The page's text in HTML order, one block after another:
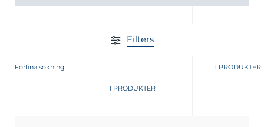
Filters
Förfina sökning 1 PRODUKTER
1 PRODUKTER